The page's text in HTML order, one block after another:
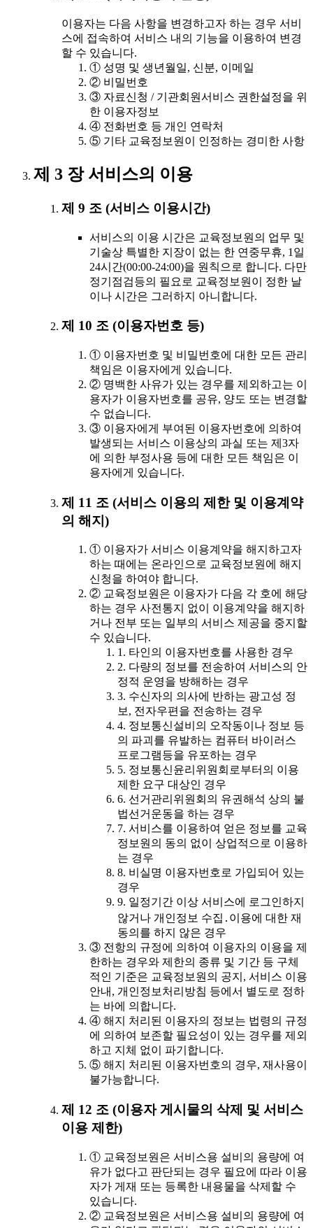
이용자는 다음 사항을 변경하고자 하는 경우 서비
스에 접속하여 서비스 내의 기능을 이용하여 변경
할 수 있습니다.
① 성명 및 생년월일, 신분, 이메일
② 비밀번호
③ 자료신청 / 기관회원서비스 권한설정을 위
한 이용자정보
④ 전화번호 등 개인 연락처
⑤ 기타 교육정보원이 인정하는 경미한 사항
제 3 장 서비스의 이용
제 9 조 (서비스 이용시간)
서비스의 이용 시간은 교육정보원의 업무 및
기술상 특별한 지장이 없는 한 연중무휴, 1일
24시간(00:00-24:00)을 원칙으로 합니다. 다만
정기점검등의 필요로 교육정보원이 정한 날
이나 시간은 그러하지 아니합니다.
제 10 조 (이용자번호 등)
① 이용자번호 및 비밀번호에 대한 모든 관리
책임은 이용자에게 있습니다.
② 명백한 사유가 있는 경우를 제외하고는 이
용자가 이용자번호를 공유, 양도 또는 변경할
수 없습니다.
③ 이용자에게 부여된 이용자번호에 의하여
발생되는 서비스 이용상의 과실 또는 제3자
에 의한 부정사용 등에 대한 모든 책임은 이
용자에게 있습니다.
제 11 조 (서비스 이용의 제한 및 이용계약
의 해지)
① 이용자가 서비스 이용계약을 해지하고자
하는 때에는 온라인으로 교육정보원에 해지
신청을 하여야 합니다.
② 교육정보원은 이용자가 다음 각 호에 해당
하는 경우 사전통지 없이 이용계약을 해지하
거나 전부 또는 일부의 서비스 제공을 중지할
수 있습니다.
1. 타인의 이용자번호를 사용한 경우
2. 다량의 정보를 전송하여 서비스의 안
정적 운영을 방해하는 경우
3. 수신자의 의사에 반하는 광고성 정
보, 전자우편을 전송하는 경우
4. 정보통신설비의 오작동이나 정보 등
의 파괴를 유발하는 컴퓨터 바이러스
프로그램등을 유포하는 경우
5. 정보통신윤리위원회로부터의 이용
제한 요구 대상인 경우
6. 선거관리위원회의 유권해석 상의 불
법선거운동을 하는 경우
7. 서비스를 이용하여 얻은 정보를 교육
정보원의 동의 없이 상업적으로 이용하
는 경우
8. 비실명 이용자번호로 가입되어 있는
경우
9. 일정기간 이상 서비스에 로그인하지
않거나 개인정보 수집․이용에 대한 재
동의를 하지 않은 경우
③ 전항의 규정에 의하여 이용자의 이용을 제
한하는 경우와 제한의 종류 및 기간 등 구체
적인 기준은 교육정보원의 공지, 서비스 이용
안내, 개인정보처리방침 등에서 별도로 정하
는 바에 의합니다.
④ 해지 처리된 이용자의 정보는 법령의 규정
에 의하여 보존할 필요성이 있는 경우를 제외
하고 지체 없이 파기합니다.
⑤ 해지 처리된 이용자번호의 경우, 재사용이
불가능합니다.
제 12 조 (이용자 게시물의 삭제 및 서비스
이용 제한)
① 교육정보원은 서비스용 설비의 용량에 여
유가 없다고 판단되는 경우 필요에 따라 이용
자가 게재 또는 등록한 내용물을 삭제할 수
있습니다.
② 교육정보원은 서비스용 설비의 용량에 여